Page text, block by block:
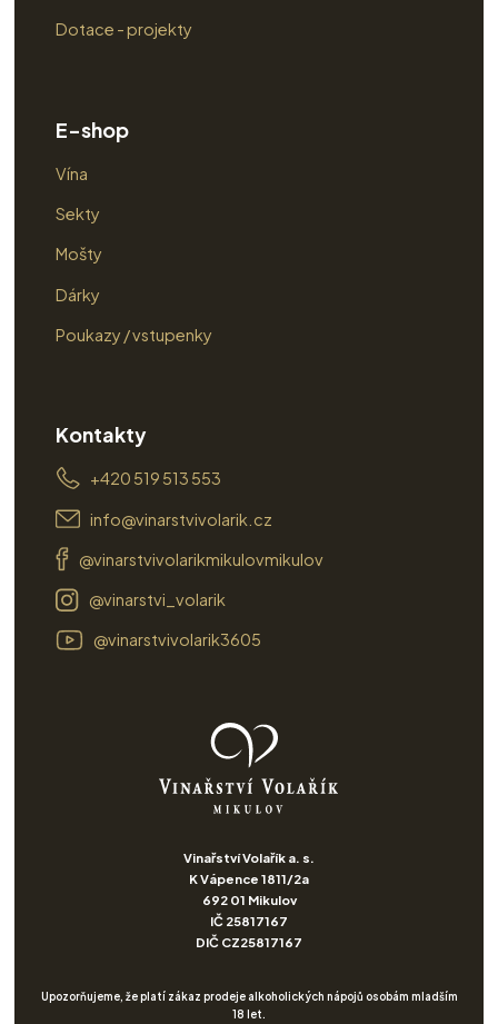
Dotace - projekty
E-shop
Vína
Sekty
Mošty
Dárky
Poukazy / vstupenky
Kontakty
+420 519 513 553
info@vinarstvivolarik.cz
@vinarstvivolarikmikulovmikulov
@vinarstvi_volarik
@vinarstvivolarik3605
Vinařství Volařík a. s.
K Vápence 1811/2a
692 01 Mikulov
IČ 25817167
DIČ CZ25817167
Upozorňujeme, že platí zákaz prodeje alkoholických nápojů osobám mladším
18 let.